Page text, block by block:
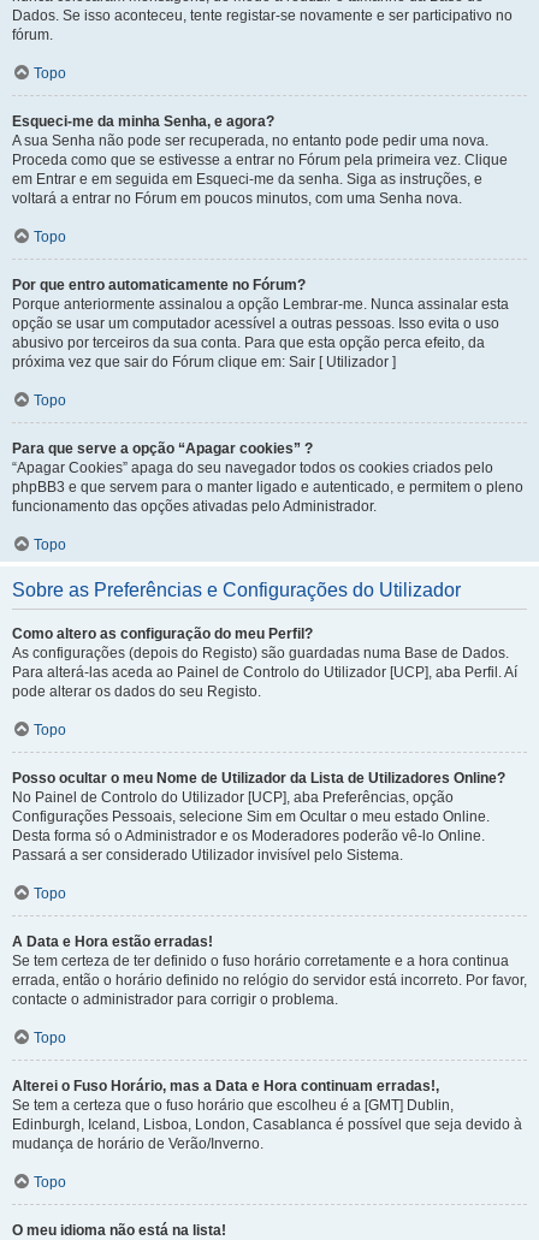
Dados. Se isso aconteceu, tente registar-se novamente e ser participativo no
fórum.
Topo
Esqueci-me da minha Senha, e agora?
A sua Senha não pode ser recuperada, no entanto pode pedir uma nova.
Proceda como que se estivesse a entrar no Fórum pela primeira vez. Clique
em Entrar e em seguida em Esqueci-me da senha. Siga as instruções, e
voltará a entrar no Fórum em poucos minutos, com uma Senha nova.
Topo
Por que entro automaticamente no Fórum?
Porque anteriormente assinalou a opção Lembrar-me. Nunca assinalar esta
opção se usar um computador acessível a outras pessoas. Isso evita o uso
abusivo por terceiros da sua conta. Para que esta opção perca efeito, da
próxima vez que sair do Fórum clique em: Sair [ Utilizador ]
Topo
Para que serve a opção “Apagar cookies” ?
“Apagar Cookies” apaga do seu navegador todos os cookies criados pelo
phpBB3 e que servem para o manter ligado e autenticado, e permitem o pleno
funcionamento das opções ativadas pelo Administrador.
Topo
Sobre as Preferências e Configurações do Utilizador
Como altero as configuração do meu Perfil?
As configurações (depois do Registo) são guardadas numa Base de Dados.
Para alterá-las aceda ao Painel de Controlo do Utilizador [UCP], aba Perfil. Aí
pode alterar os dados do seu Registo.
Topo
Posso ocultar o meu Nome de Utilizador da Lista de Utilizadores Online?
No Painel de Controlo do Utilizador [UCP], aba Preferências, opção
Configurações Pessoais, selecione Sim em Ocultar o meu estado Online.
Desta forma só o Administrador e os Moderadores poderão vê-lo Online.
Passará a ser considerado Utilizador invisível pelo Sistema.
Topo
A Data e Hora estão erradas!
Se tem certeza de ter definido o fuso horário corretamente e a hora continua
errada, então o horário definido no relógio do servidor está incorreto. Por favor,
contacte o administrador para corrigir o problema.
Topo
Alterei o Fuso Horário, mas a Data e Hora continuam erradas!,
Se tem a certeza que o fuso horário que escolheu é a [GMT] Dublin,
Edinburgh, Iceland, Lisboa, London, Casablanca é possível que seja devido à
mudança de horário de Verão/Inverno.
Topo
O meu idioma não está na lista!